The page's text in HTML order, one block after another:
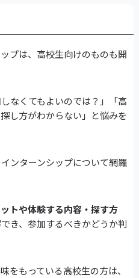
プは、高校生向けのものも開
なくてもよいのでは？」「高
し方がわからない」と悩みを
ンターンシップについて網羅
トや体験する内容・探す方
き、参加するべきかどうか判
をもっている高校生の方は、